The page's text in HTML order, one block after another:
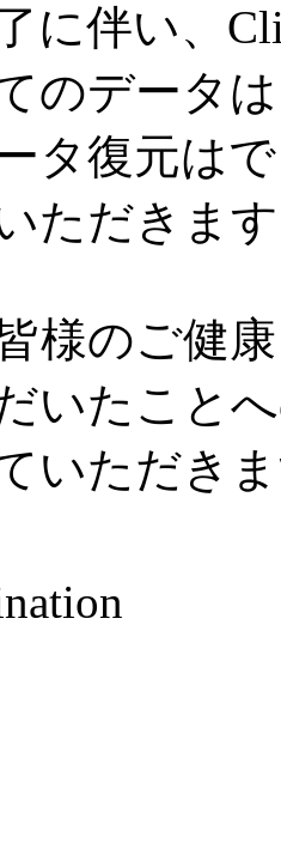
に伴い、
のデータ
タ復元は
ただきま
様のご健
いたこと
いただき